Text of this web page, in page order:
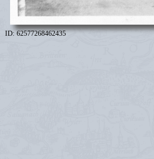
ID: 62577268462435